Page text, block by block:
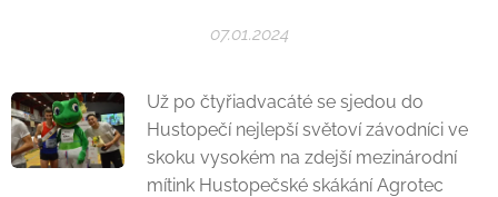
07.01.2024
Už po čtyřiadvacáté se sjedou do
Hustopečí nejlepší světoví závodníci ve
skoku vysokém na zdejší mezinárodní
mítink Hustopečské skákání Agrotec